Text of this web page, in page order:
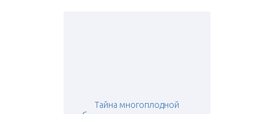
Тайна многоплодной